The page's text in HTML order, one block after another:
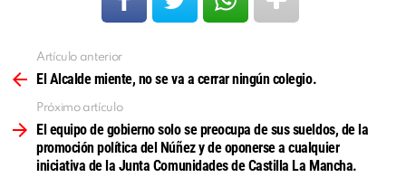
más
Artículo anterior
El Alcalde miente, no se va a cerrar ningún colegio.
Próximo artículo
El equipo de gobierno solo se preocupa de sus sueldos, de la
promoción política del Núñez y de oponerse a cualquier
iniciativa de la Junta Comunidades de Castilla La Mancha.